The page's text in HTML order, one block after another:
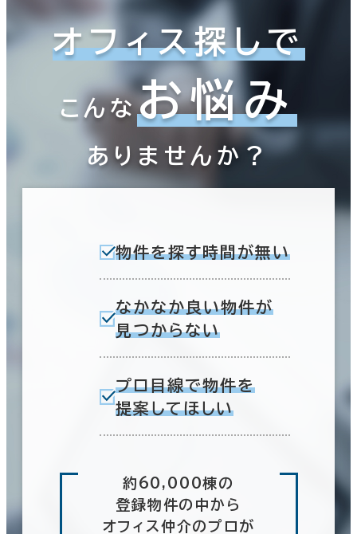
オフィス探しで
こんなお悩み
ありませんか？
物件を探す時間が無い
なかなか良い物件が
見つからない
プロ目線で物件を
提案してほしい
約60,000棟の
登録物件の中から
オフィス仲介のプロが